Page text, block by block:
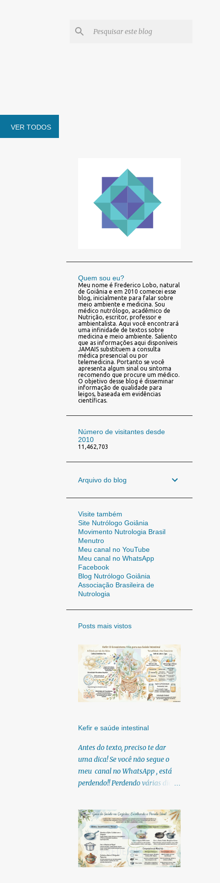
VER TODOS
Quem sou eu?
Meu nome é Frederico Lobo, natural
de Goiânia e em 2010 comecei esse
blog, inicialmente para falar sobre
meio ambiente e medicina. Sou
médico nutrólogo, acadêmico de
Nutrição, escritor, professor e
ambientalista. Aqui você encontrará
uma infinidade de textos sobre
medicina e meio ambiente. Saliento
que as informações aqui disponíveis
JAMAIS substituem a consulta
médica presencial ou por
telemedicina. Portanto se você
apresenta algum sinal ou sintoma
recomendo que procure um médico.
O objetivo desse blog é disseminar
informação de qualidade para
leigos, baseada em evidências
científicas.
Número de visitantes desde
2010
11,462,703
Arquivo do blog
Visite também
Site Nutrólogo Goiânia
Movimento Nutrologia Brasil
Menutro
Meu canal no YouTube
Meu canal no WhatsApp
Facebook
Blog Nutrólogo Goiânia
Associação Brasileira de
Nutrologia
Posts mais vistos
Kefir e saúde intestinal
Antes do texto, preciso te dar
uma dica! Se você não segue o
meu canal no WhatsApp , está
perdendo!! Perdendo várias dicas,
infográficos, o link para
download dos meus e-books.
Para acessar clique no link:
https://whatsapp.com/channel/0
029Vb6U4AqKgsNzkBhubA40